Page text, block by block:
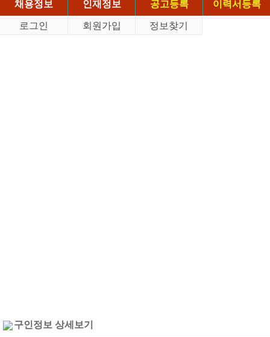
채용정보
인재정보 공고등록
이력서등록
로그인
회원가입 정보찾기
구인정보 상세보기